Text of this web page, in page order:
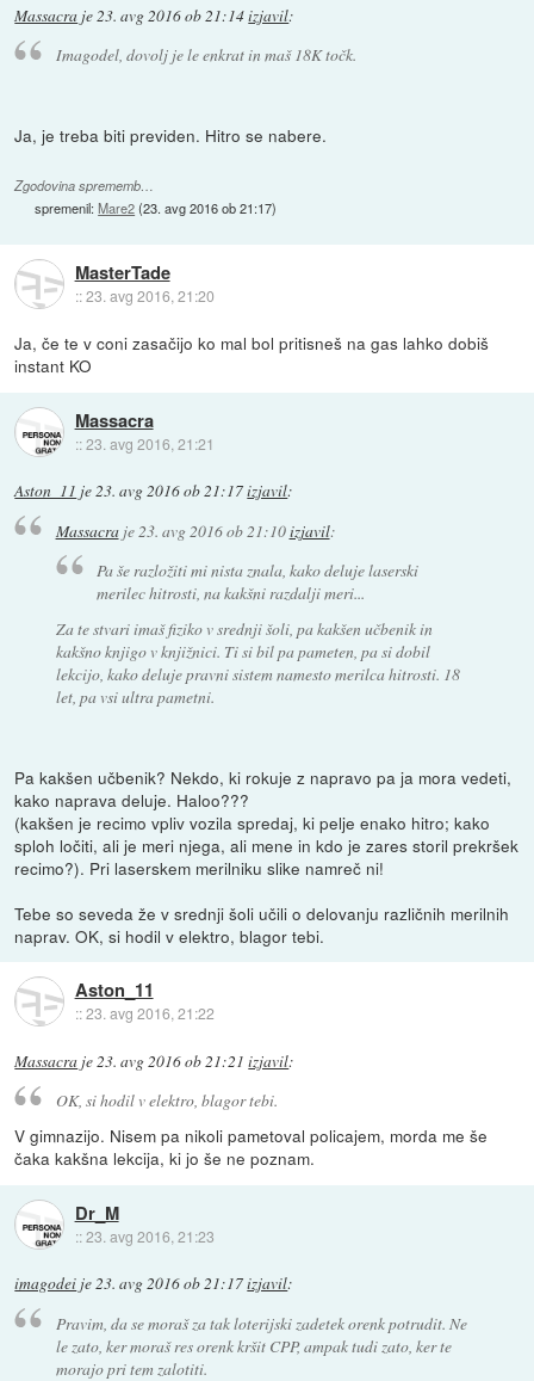
Massacra je23. avg 2016 ob 21:14izjavil:
Imagodel, dovolj je le enkrat in maš 18K točk.
Ja, je treba biti previden. Hitro se nabere.
Zgodovina sprememb…
spremenil:Mare2(23. avg 2016 ob 21:17)
MasterTade
::23. avg 2016, 21:20
Ja, če te v coni zasačijo ko mal bol pritisneš na gas lahko dobiš
instant KO
Massacra
::23. avg 2016, 21:21
Aston_11 je23. avg 2016 ob 21:17izjavil:
Massacraje23. avg 2016 ob 21:10izjavil:
Pa še razložiti mi nista znala, kako deluje laserski
merilec hitrosti, na kakšni razdalji meri...
Za te stvari imaš fiziko v srednji šoli, pa kakšen učbenik in
kakšno knjigo v knjižnici. Ti si bil pa pameten, pa si dobil
lekcijo, kako deluje pravni sistem namesto merilca hitrosti. 18
let, pa vsi ultra pametni.
Pa kakšen učbenik? Nekdo, ki rokuje z napravo pa ja mora vedeti,
kako naprava deluje. Haloo???
(kakšen je recimo vpliv vozila spredaj, ki pelje enako hitro; kako
sploh ločiti, ali je meri njega, ali mene in kdo je zares storil prekršek
recimo?). Pri laserskem merilniku slike namreč ni!
Tebe so seveda že v srednji šoli učili o delovanju različnih merilnih
naprav. OK, si hodil v elektro, blagor tebi.
Aston_11
::23. avg 2016, 21:22
Massacra je23. avg 2016 ob 21:21 izjavil:
OK, si hodil v elektro, blagor tebi.
V gimnazijo. Nisem pa nikoli pametoval policajem, morda me še
čaka kakšna lekcija, ki jo še ne poznam.
Dr_M
::23. avg 2016, 21:23
imagodei je23. avg 2016 ob 21:17izjavil:
Pravim, da se moraš za tak loterijski zadetek orenk potrudit. Ne
le zato, ker moraš res orenk kršit CPP, ampak tudi zato, ker te
morajo pri tem zalotiti.